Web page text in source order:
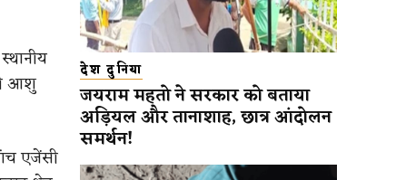
आशु
एजेंसी
देश दुनिया
जयराम महतो ने सरकार को बताया
अड़ियल और तानाशाह, छात्र आंदोलन
समर्थन!